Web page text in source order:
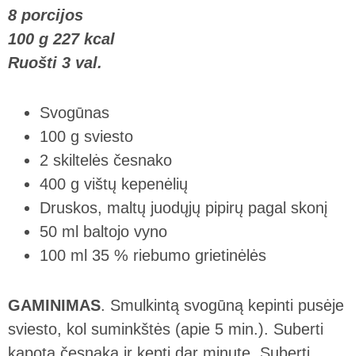
8 porcijos
100 g 227 kcal
Ruošti 3 val.
Svogūnas
100 g sviesto
2 skiltelės česnako
400 g vištų kepenėlių
Druskos, maltų juodųjų pipirų pagal skonį
50 ml baltojo vyno
100 ml 35 % riebumo grietinėlės
GAMINIMAS. Smulkintą svogūną kepinti pusėje
sviesto, kol suminkštės (apie 5 min.). Suberti